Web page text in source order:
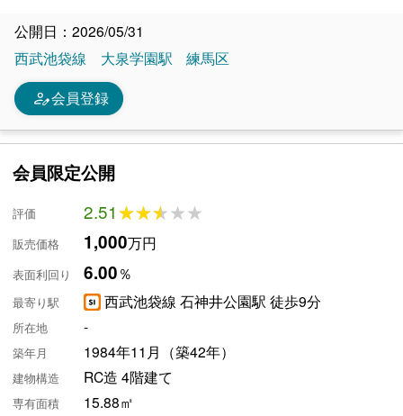
公開日：2026/05/31
西武池袋線
大泉学園駅 練馬区
person_edit会員登録
会員限定公開
評価 2.51★★★★★
★★★★★
販売価格 1,000万円
表面利回り 6.00％
最寄り駅 西武池袋線 石神井公園駅 徒歩9分
所在地 -
築年月 1984年11月（築42年）
建物構造 RC造 4階建て
専有面積 15.88㎡